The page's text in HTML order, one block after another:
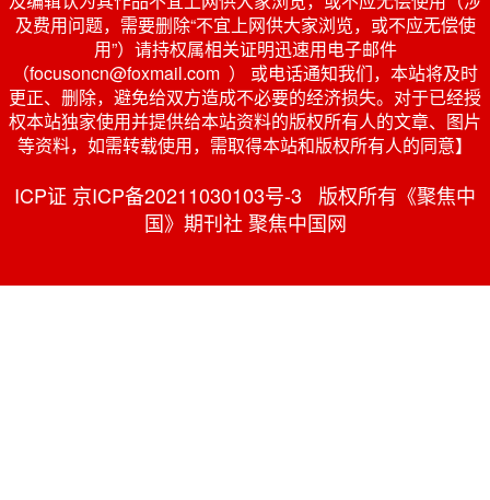
及费用问题，需要删除“不宜上网供大家浏览，或不应无偿使
用”）请持权属相关证明迅速用电子邮件
（focusoncn@foxmail.com ） 或电话通知我们，本站将及时
更正、删除，避免给双方造成不必要的经济损失。对于已经授
权本站独家使用并提供给本站资料的版权所有人的文章、图片
等资料，如需转载使用，需取得本站和版权所有人的同意】
ICP证 京ICP备20211030103号-3 版权所有《聚焦中
国》期刊社 聚焦中国网